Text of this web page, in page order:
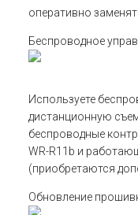
оперативно
Беспроводное
Используете
дистанционную
беспроводные
WR-R11b и
(приобретаются
Обновление